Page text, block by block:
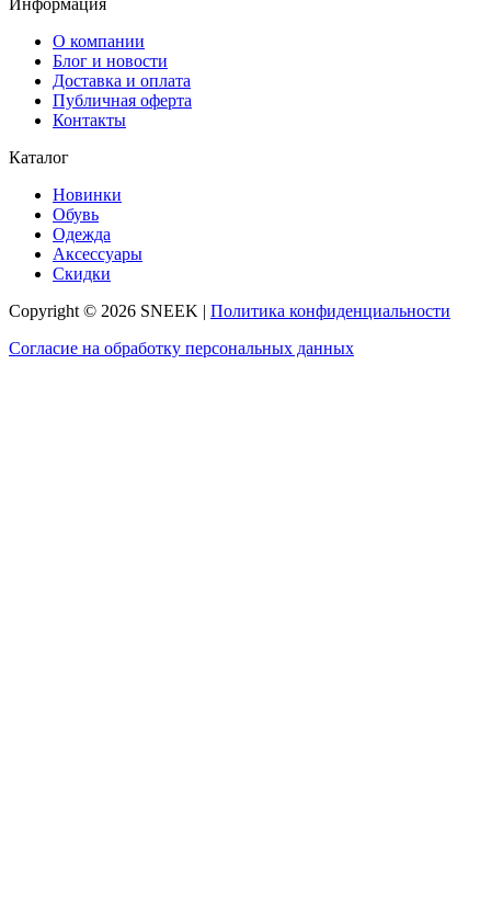
О компании
Блог и новости
Доставка и оплата
Публичная оферта
Контакты
Каталог
Новинки
Обувь
Одежда
Аксессуары
Скидки
Copyright © 2026 SNEEK | Политика конфиденциальности
Согласие на обработку персональных данных